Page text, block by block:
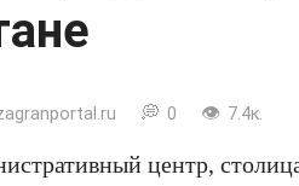
0 7.4к.
центр,